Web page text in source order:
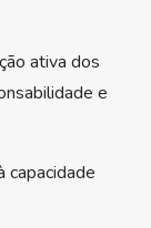
ativa dos
e
capacidade